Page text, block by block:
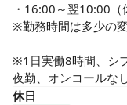
・16:00～翌10:00（
※勤務時間は多少の
※1日実働8時間、シ
夜勤、オンコールな
休日